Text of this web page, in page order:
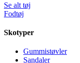
Se alt tøj
Fodtøj
Skotyper
Gummistøvler
Sandaler